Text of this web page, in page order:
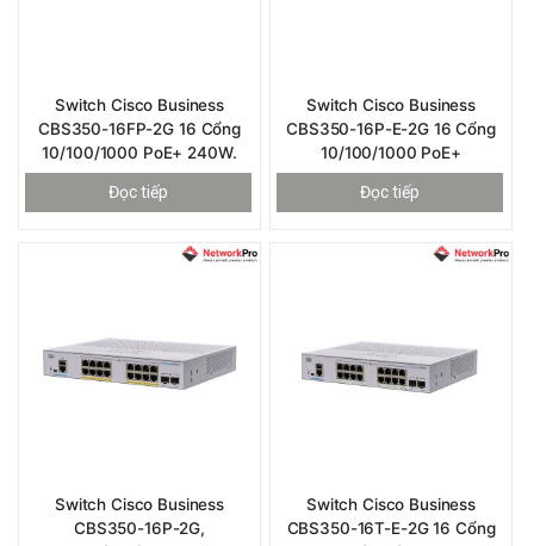
Switch Cisco Business
CBS350-16FP-2G 16 Cổng
10/100/1000 PoE+ 240W.
Đọc tiếp
Switch Cisco Business
CBS350-16P-E-2G 16 Cổng
10/100/1000 PoE+
Đọc tiếp
Switch Cisco Business
CBS350-16P-2G,
Switch Cisco Business
CBS350-16T-E-2G 16 Cổng